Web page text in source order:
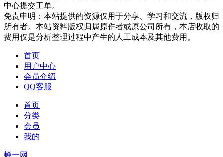
中心提交工单。
免责申明：本站提供的资源仅用于分享、学习和交流，版权归
所有者。本站资料版权归属原作者或原公司所有，本店收取的
费用仅是分析整理过程中产生的人工成本及其他费用。
首页
用户中心
会员介绍
QQ客服
首页
分类
会员
我的
蝉一网